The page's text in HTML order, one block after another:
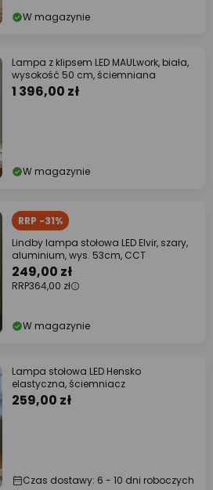
W magazynie
Lampa z klipsem LED MAULwork, biała,
wysokość 50 cm, ściemniana
1 396,00 zł
W magazynie
RRP -31%
Lindby lampa stołowa LED Elvir, szary,
aluminium, wys. 53cm, CCT
249,00 zł
RRP364,00 zł
W magazynie
Lampa stołowa LED Hensko
elastyczna, ściemniacz
259,00 zł
Czas dostawy: 6 - 10 dni roboczych